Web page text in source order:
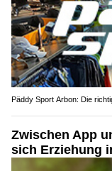
Päddy Sport Arbon: Die
Zwischen App
sich Erziehung